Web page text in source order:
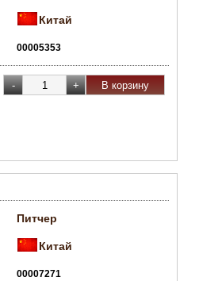
Китай
00005353
Питчер
Китай
00007271